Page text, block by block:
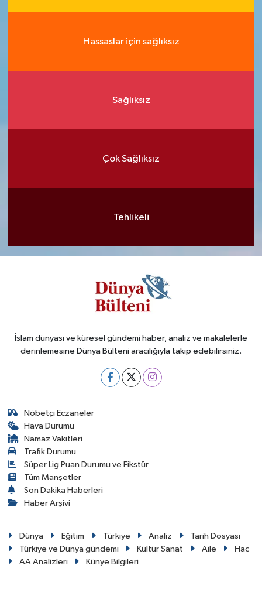
Hassaslar için sağlıksız
Sağlıksız
Çok Sağlıksız
Tehlikeli
İslam dünyası ve küresel gündemi haber, analiz ve makalelerle
derinlemesine Dünya Bülteni aracılığıyla takip edebilirsiniz.
Nöbetçi Eczaneler
Hava Durumu
Namaz Vakitleri
Trafik Durumu
Süper Lig Puan Durumu ve Fikstür
Tüm Manşetler
Son Dakika Haberleri
Haber Arşivi
Dünya Eğitim Türkiye Analiz
Tarih Dosyası
Türkiye ve Dünya gündemi
Kültür Sanat Aile
Hac
AA Analizleri
Künye Bilgileri